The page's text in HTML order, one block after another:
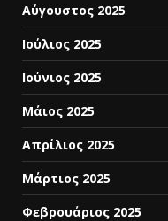
Αύγουστος 2025
Ιούλιος 2025
Ιούνιος 2025
Μάιος 2025
Απρίλιος 2025
Μάρτιος 2025
Φεβρουάριος 2025